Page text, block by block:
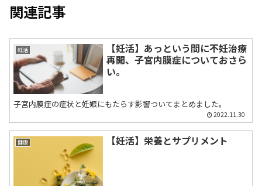
関連記事
妊活
【妊活】あっという間に不妊治療
再開、子宮内膜症についておさら
い。
子宮内膜症の症状と妊娠にもたらす影響ついてまとめました。
2022.11.30
健康 【妊活】栄養とサプリメント